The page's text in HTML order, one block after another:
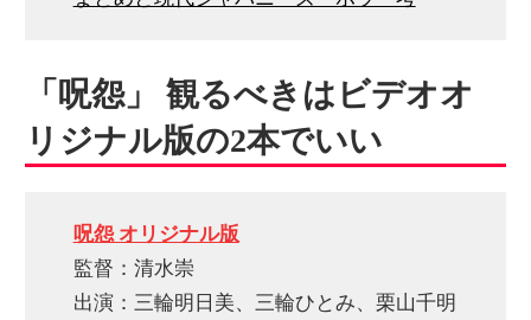
「呪怨」 観るべきはビデオオ
リジナル版の2本でいい
呪怨 オリジナル版
監督：清水崇
出演：三輪明日美、三輪ひとみ、栗山千明